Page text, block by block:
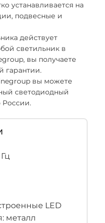
устанавливается на
подвесные и
действует
светильник в
вы получаете
гарантии.
вы можете
светодиодный
России.
LED
металл